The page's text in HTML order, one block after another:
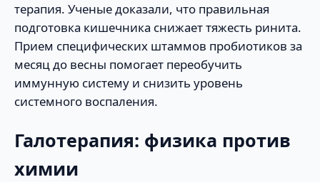
терапия. Ученые доказали, что правильная
подготовка кишечника снижает тяжесть ринита.
Прием специфических штаммов пробиотиков за
месяц до весны помогает переобучить
иммунную систему и снизить уровень
системного воспаления.
Галотерапия: физика против
химии